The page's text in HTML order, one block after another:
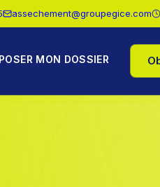
assechement@groupegice.com
MON DOSSIER